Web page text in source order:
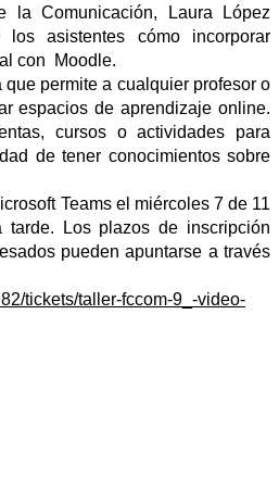
la Comunicación, Laura López
asistentes cómo incorporar
con  Moodle.
permite a cualquier profesor o
espacios de aprendizaje online.
cursos o actividades para
de tener conocimientos sobre
Teams el miércoles 7 de 11
Los plazos de inscripción
pueden apuntarse a través
tickets/taller-fccom-9_-video-